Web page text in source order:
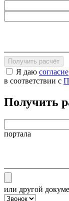
Получить расчёт
Я даю согласие
в соответствии с
Получить
портала
или другой